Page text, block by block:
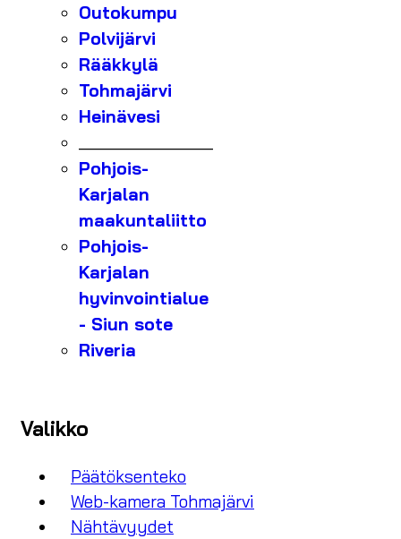
Outokumpu
Polvijärvi
Rääkkylä
Tohmajärvi
Heinävesi
Pohjois-
Karjalan
maakuntaliitto
Pohjois-
Karjalan
hyvinvointialue
- Siun sote
Riveria
Valikko
Päätöksenteko
Web-kamera Tohmajärvi
Nähtävyydet